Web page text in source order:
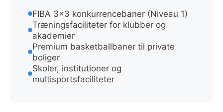
FIBA 3×3 konkurrencebaner (Niveau 1)
Træningsfaciliteter for klubber og
akademier
Premium basketballbaner til private
boliger
Skoler, institutioner og
multisportsfaciliteter